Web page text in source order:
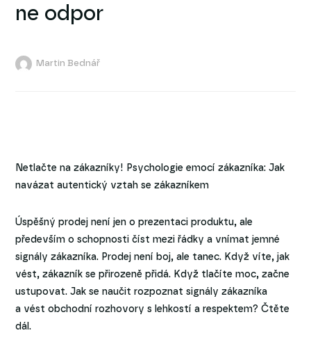
ne odpor
Martin Bednář
Netlačte na zákazníky! Psychologie emocí zákazníka: Jak
navázat autentický vztah se zákazníkem
Úspěšný prodej není jen o prezentaci produktu, ale
především o schopnosti číst mezi řádky a vnímat jemné
signály zákazníka. Prodej není boj, ale tanec. Když víte, jak
vést, zákazník se přirozeně přidá. Když tlačíte moc, začne
ustupovat. Jak se naučit rozpoznat signály zákazníka
a vést obchodní rozhovory s lehkostí a respektem? Čtěte
dál.